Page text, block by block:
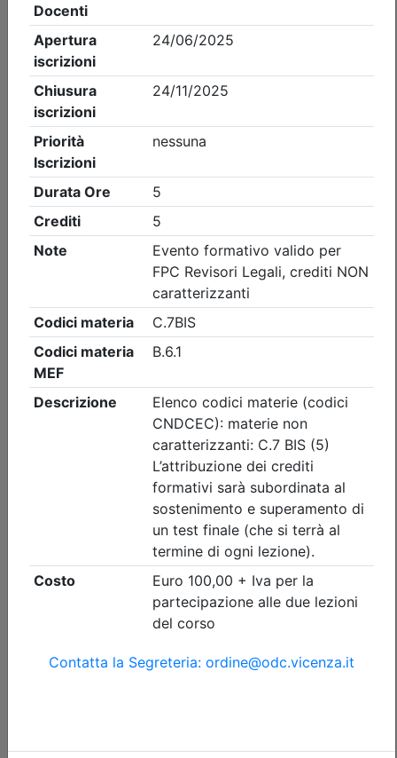
Gratuito
Ordine dei Dottori Commercialisti e degli Esperti Contabili
Le Pillole dell'Unione 2026 - Verifiche
sindacali dei revisori sugli adeguati
assetti
Data:02/09/2026
Crediti:1 cfp Non caratterizzanti
FAD Streaming
E-Learning
Allegati
Note
Iscrizione
Dettagli evento